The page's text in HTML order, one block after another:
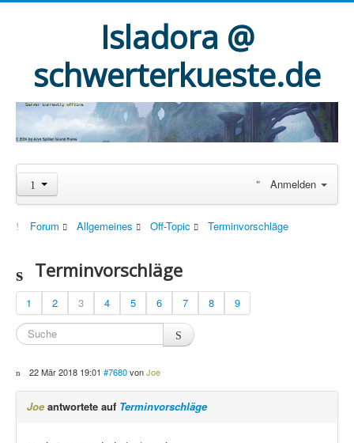
Isladora @
schwerterkueste.de
Anmelden
Forum Allgemeines Off-Topic Terminvorschläge
Terminvorschläge
1 2 3 4 5 6 7 8 9
22 Mär 2018 19:01 #7680vonJoe
Joe antwortete auf Terminvorschläge